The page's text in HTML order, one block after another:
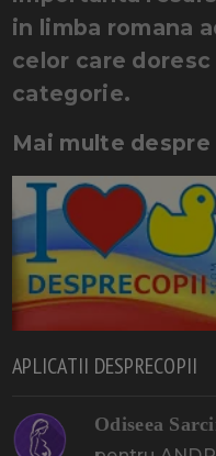
in limba romana
celor care
categorie.
Mai multe despre
APLICATII DESPRECOPII
Odiseea